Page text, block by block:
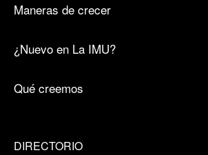
Maneras de crecer
¿Nuevo en La IMU?
Qué creemos
DIRECTORIO